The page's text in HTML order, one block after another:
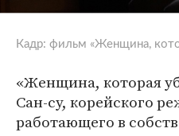
Кадр: фильм «Женщина,
«Женщина, которая
Сан-су, корейского
работающего в